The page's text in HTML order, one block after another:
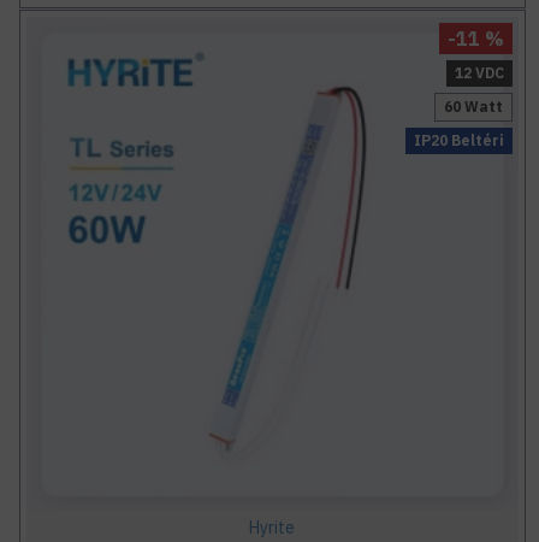
IP20 Beltéri
12 VDC
60 Watt
-11 %
Hyrite